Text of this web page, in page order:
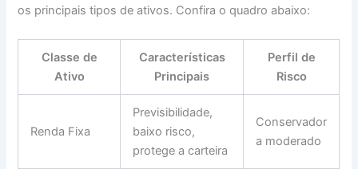
os principais tipos de ativos. Confira o quadro abaixo:
Classe de
Ativo
Características
Principais
Perfil de
Risco
Renda Fixa
Previsibilidade,
baixo risco,
protege a carteira
Conservador
a moderado